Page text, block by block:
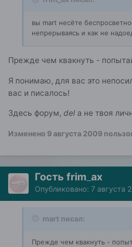
вы mart несёте
непрерываясь и как не
Прежде чем квакнуть -
Я понимаю, для вас это
вас и писалось!
Здесь форум, del а не твоя
Изменено 9 августа 2009
Гость frim_ax
Опубликовано: 7 августа
mart писал:
Прежде чем квакнуть -